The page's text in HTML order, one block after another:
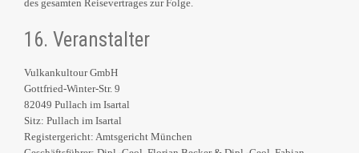
des gesamten Reisevertrages zur Folge.
16. Veranstalter
Vulkankultour GmbH
Gottfried-Winter-Str. 9
82049 Pullach im Isartal
Sitz: Pullach im Isartal
Registergericht: Amtsgericht München